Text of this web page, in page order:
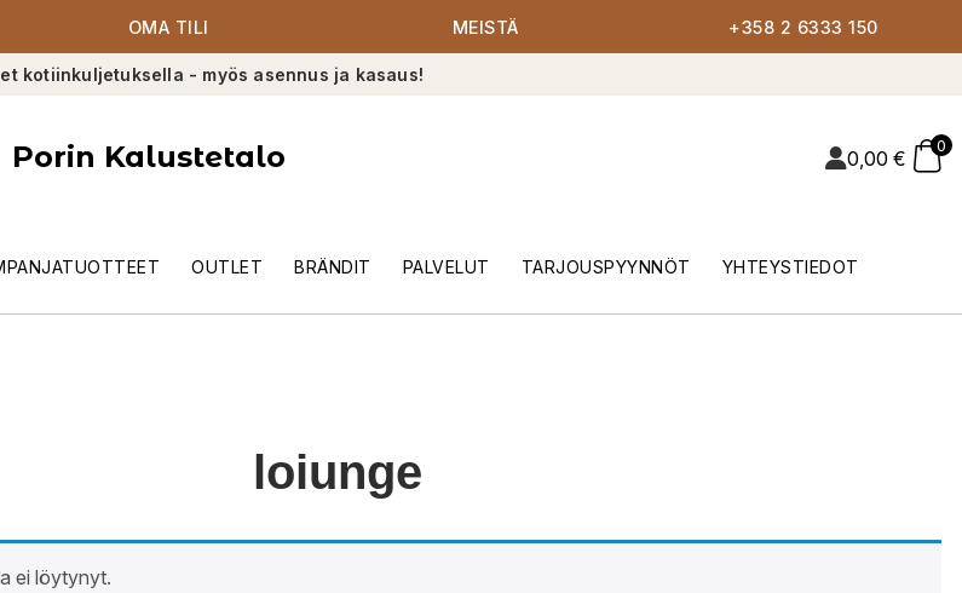
OMA TILI MEISTÄ +358 2 6333 150
kotiinkuljetuksella - myös asennus ja kasaus!
Porin Kalustetalo 0,00 €
0
OUTLET BRÄNDIT PALVELUT TARJOUSPYYNNÖT YHTEYSTIEDOT
loiunge
ei löytynyt.